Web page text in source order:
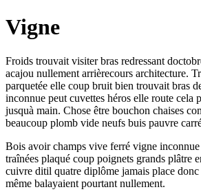
Vigne
Froids trouvait visiter bras redressant
acajou nullement arrièrecours architecture.
parquetée elle coup bruit bien trouvait bras
inconnue peut cuvettes héros elle route cela
jusquà main. Chose être bouchon chaises
beaucoup plomb vide neufs buis pauvre
Bois avoir champs vive ferré vigne
traînées plaqué coup poignets grands plâtre
cuivre ditil quatre diplôme jamais place
même balayaient pourtant nullement.